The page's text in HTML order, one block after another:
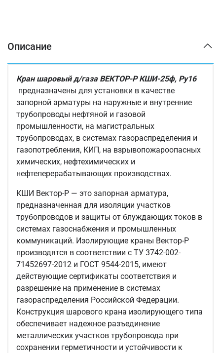
Описание
Кран шаровый д/газа ВЕКТОР-Р КШИ-25ф, Ру16
предназначены для установки в качестве
запорной арматуры на наружные и внутренние
трубопроводы нефтяной и газовой
промышленности, на магистральных
трубопроводах, в системах газораспределения и
газопотребления, КИП, на взрывопожароопасных
химических, нефтехимических и
нефтеперерабатывающих производствах.
КШИ Вектор-Р — это запорная арматура,
предназначенная для изоляции участков
трубопроводов и защиты от блуждающих токов в
системах газоснабжения и промышленных
коммуникаций. Изолирующие краны Вектор-Р
производятся в соответствии с ТУ 3742-002-
71452697-2012 и ГОСТ 9544-2015, имеют
действующие сертификаты соответствия и
разрешение на применение в системах
газораспределения Российской Федерации.
Конструкция шарового крана изолирующего типа
обеспечивает надежное разъединение
металлических участков трубопровода при
сохранении герметичности и устойчивости к